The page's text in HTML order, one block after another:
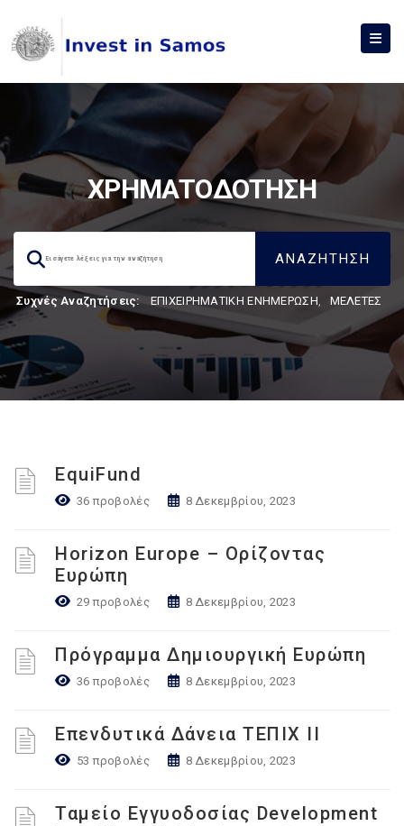
ΧΡΗΜΑΤΟΔΟΤΗΣΗ
Συχνές Αναζητήσεις: ΕΠΙΧΕΙΡΗΜΑΤΙΚΗ ΕΝΗΜΕΡΩΣΗ, ΜΕΛΕΤΕΣ
EquiFund
36 προβολές 8 Δεκεμβρίου, 2023
Horizon Europe – Ορίζοντας
Ευρώπη
29 προβολές 8 Δεκεμβρίου, 2023
Πρόγραμμα Δημιουργική Ευρώπη
36 προβολές 8 Δεκεμβρίου, 2023
Επενδυτικά Δάνεια ΤΕΠΙΧ ΙΙ
53 προβολές 8 Δεκεμβρίου, 2023
Ταμείο Εγγυοδοσίας Development